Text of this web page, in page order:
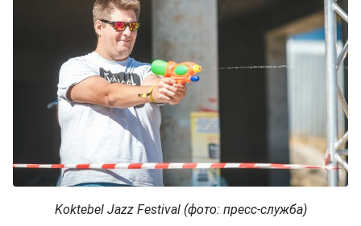
Koktebel Jazz Festival (фото: пресс-служба)